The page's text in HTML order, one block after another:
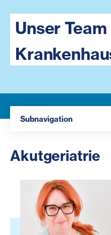
Unser Team
Subnavigation
Akutgeriatrie